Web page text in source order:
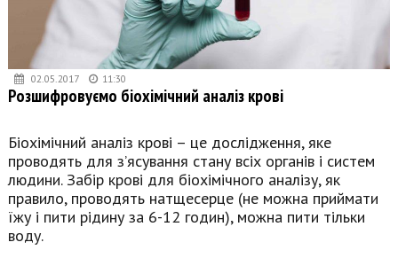
02.05.2017 11:30
Розшифровуємо біохімічний аналіз крові
Біохімічний аналіз крові – це дослідження, яке
проводять для з’ясування стану всіх органів і систем
людини. Забір крові для біохімічного аналізу, як
правило, проводять натщесерце (не можна приймати
їжу і пити рідину за 6-12 годин), можна пити тільки
воду.